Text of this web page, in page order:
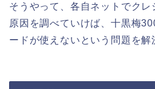
そうやって、各自ネットでク
原因を調べていけば、十黒梅
ードが使えないという問題を解